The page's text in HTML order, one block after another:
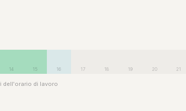
14 15 16 17 18 19 20 21
dell'orario di lavoro